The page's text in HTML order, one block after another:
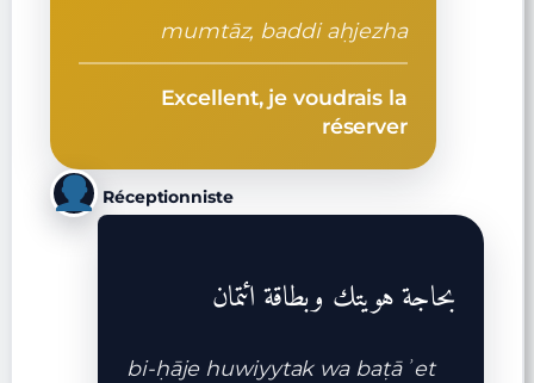
mumtāz, baddi aḥjezha
Excellent, je voudrais la
réserver
Réceptionniste
بحاجة هويتك وبطاقة ائتمان
bi-ḥāje huwiyytak wa baṭāʾet